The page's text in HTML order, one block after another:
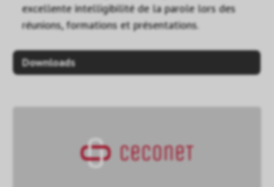
excellente intelligibilité de la parole lors des
réunions, formations et présentations.
Downloads